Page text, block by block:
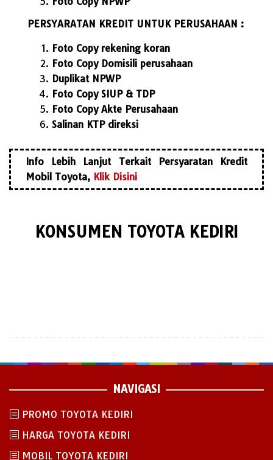
PERSYARATAN KREDIT UNTUK PERUSAHAAN :
Foto Copy rekening koran
Foto Copy Domisili perusahaan
Duplikat NPWP
Foto Copy SIUP & TDP
Foto Copy Akte Perusahaan
Salinan KTP direksi
Info Lebih Lanjut Terkait Persyaratan Kredit
Mobil Toyota, Klik Disini
KONSUMEN TOYOTA KEDIRI
NAVIGASI
PROMO TOYOTA KEDIRI
HARGA TOYOTA KEDIRI
MOBIL TOYOTA KEDIRI